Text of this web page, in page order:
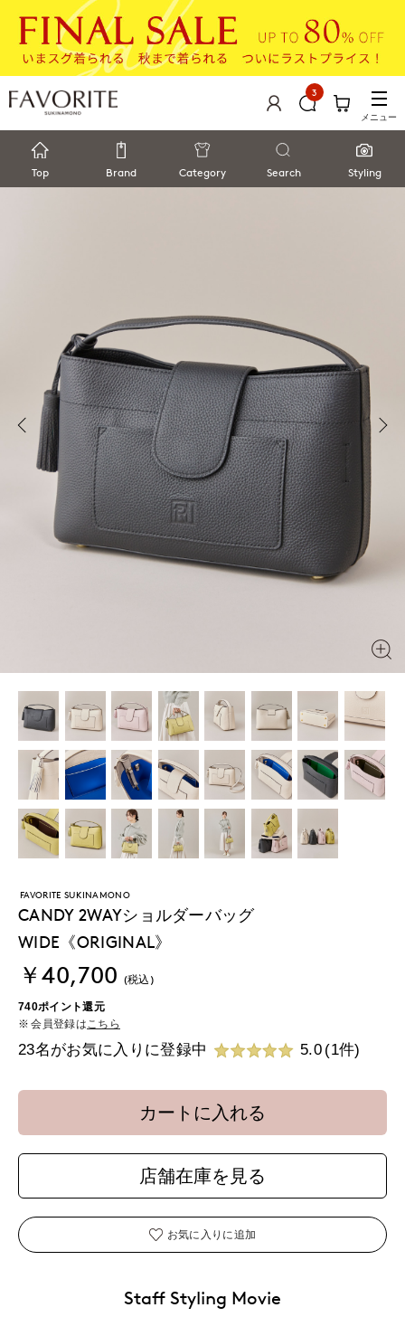
3
メニュー
Top Brand Category Search Styling
FAVORITE SUKINAMONO
CANDY 2WAYショルダーバッグ
WIDE《ORIGINAL》
￥40,700 (税込)
740ポイント還元
会員登録は こちら
23名がお気に入りに登録中 5.0 (1件)
カートに入れる
店舗在庫を見る
お気に入りに追加
Staff Styling Movie